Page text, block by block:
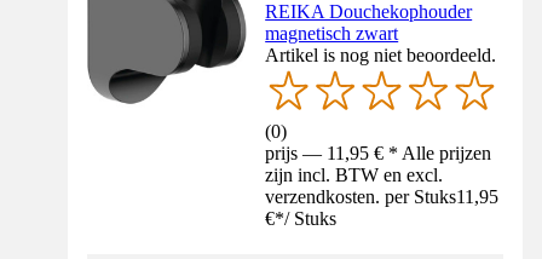
REIKA Douchekophouder
magnetisch zwart
Artikel is nog niet beoordeeld.
(0)
prijs — 11,95 € * Alle prijzen
zijn incl. BTW en excl.
verzendkosten. per Stuks11,95
€*/ Stuks